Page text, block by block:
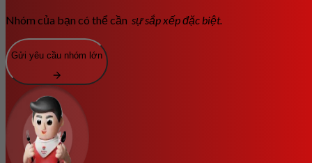
Nhóm của bạn có thể cần sự sắp xếp đặc biệt.
Gửi yêu cầu nhóm lớn